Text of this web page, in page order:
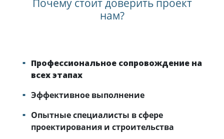
нам?
Профессиональное сопровождение на
всех этапах
Эффективное выполнение
Опытные специалисты в сфере
проектирования и строительства